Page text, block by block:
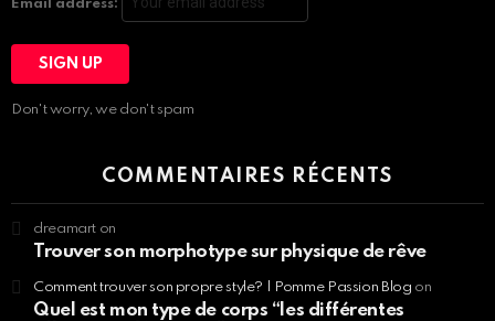
Email address:
Don't worry, we don't spam
COMMENTAIRES RÉCENTS
dreamart on
Trouver son morphotype sur physique de rêve
Comment trouver son propre style? | Pomme Passion Blog on
Quel est mon type de corps “les différentes